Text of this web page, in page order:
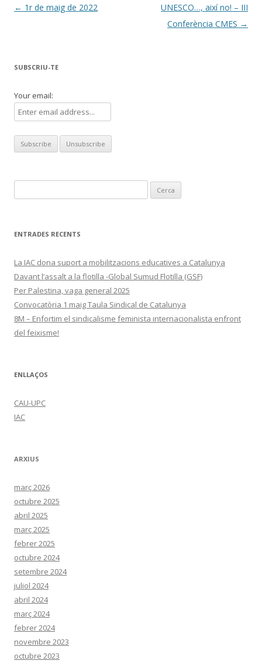
Navegació
← 1r de maig de 2022
UNESCO…, així no! – III
Conferència CMES →
SUBSCRIU-TE
Your email:
ENTRADES RECENTS
La IAC dona suport a mobilitzacions educatives a Catalunya
Davant l’assalt a la flotilla -Global Sumud Flotilla (GSF)
Per Palestina, vaga general 2025
Convocatòria 1 maig Taula Sindical de Catalunya
8M – Enfortim el sindicalisme feminista internacionalista enfront
del feixisme!
ENLLAÇOS
CAU-UPC
IAC
ARXIUS
març 2026
octubre 2025
abril 2025
març 2025
febrer 2025
octubre 2024
setembre 2024
juliol 2024
abril 2024
març 2024
febrer 2024
novembre 2023
octubre 2023